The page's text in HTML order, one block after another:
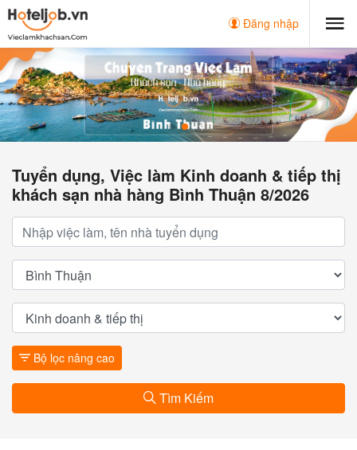
Đăng nhập
Tuyển dụng, Việc làm Kinh doanh & tiếp thị
khách sạn nhà hàng Bình Thuận 8/2026
Bộ lọc nâng cao
Tìm Kiếm